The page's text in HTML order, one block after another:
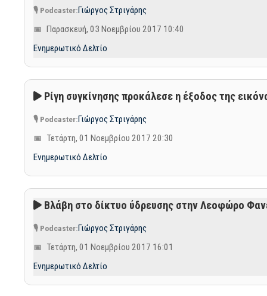
Γιώργος Στριγάρης
Παρασκευή, 03 Νοεμβρίου 2017 10:40
Ενημερωτικό Δελτίο
Ρίγη συγκίνησης προκάλεσε η έξοδος της
Γιώργος Στριγάρης
Τετάρτη, 01 Νοεμβρίου 2017 20:30
Ενημερωτικό Δελτίο
Βλάβη στο δίκτυο ύδρευσης στην Λεοφώρο
Γιώργος Στριγάρης
Τετάρτη, 01 Νοεμβρίου 2017 16:01
Ενημερωτικό Δελτίο